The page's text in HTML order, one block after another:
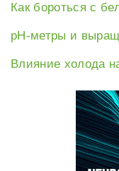
Как бороться с
рН-метры и
Влияние холода